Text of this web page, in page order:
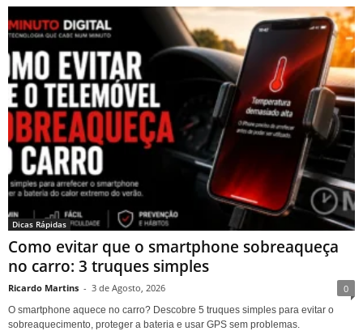
Dicas Rápidas
Como evitar que o smartphone sobreaqueça
no carro: 3 truques simples
Ricardo Martins - 3 de Agosto, 2026 0
O smartphone aquece no carro? Descobre 5 truques simples para evitar o
sobreaquecimento, proteger a bateria e usar GPS sem problemas.